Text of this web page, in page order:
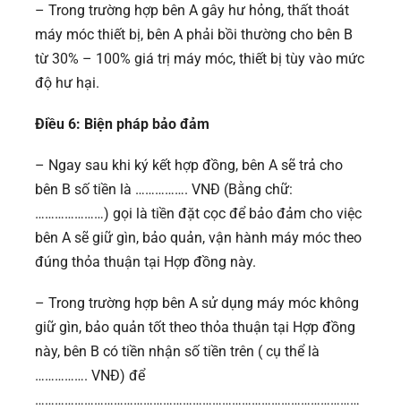
– Trong trường hợp bên A gây hư hỏng, thất thoát
máy móc thiết bị, bên A phải bồi thường cho bên B
từ 30% – 100% giá trị máy móc, thiết bị tùy vào mức
độ hư hại.
Điều 6: Biện pháp bảo đảm
– Ngay sau khi ký kết hợp đồng, bên A sẽ trả cho
bên B số tiền là ……………. VNĐ (Bằng chữ:
…………………) gọi là tiền đặt cọc để bảo đảm cho việc
bên A sẽ giữ gìn, bảo quản, vận hành máy móc theo
đúng thỏa thuận tại Hợp đồng này.
– Trong trường hợp bên A sử dụng máy móc không
giữ gìn, bảo quản tốt theo thỏa thuận tại Hợp đồng
này, bên B có tiền nhận số tiền trên ( cụ thể là
……………. VNĐ) để
………………………………………………………………………………………